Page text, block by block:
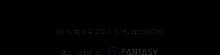
Copyright © 2026 - SARL SpeedCars
Site réalisé par